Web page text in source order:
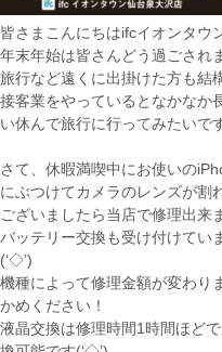
皆さまこんにちはifcイオンタウ
年末年始は皆さんどう過ごされ
旅行など遠くに出掛けた方も結
接客業をやっているとなかなか
い休んで旅行に行ってみたいで
さて、休暇満喫中にお使いの
にぶつけてカメラのレンズが割
ございましたら当店で修理出来
バッテリー交換も受け付けてい
(‘◇’)ゞ
機種によって修理金額が変わり
かめください！
液晶交換は修理時間1時間ほど